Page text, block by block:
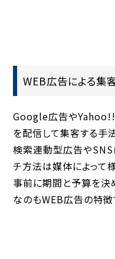
WEB広告による集
Google広告やYahoo!!
を配信して集客する手
検索連動型広告やSNS
チ方法は媒体によって
事前に期間と予算を決
なのもWEB広告の特徴